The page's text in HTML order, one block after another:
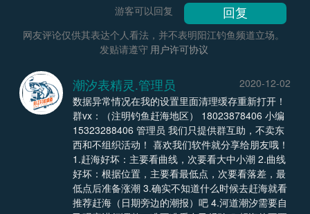
游客可以回复
网友评论仅供其表达个人看法，并不表明阳江钓鱼频道立场。
发贴请遵守 用户许可协议
潮汐表精灵.管理员
2020-12-02
数据异常情况在我的设置里面清理缓存重新打开！
群vx：（注明钓鱼赶海地区） 18023878406 小编
15323288406 管理员 我们只提供群互助，不卖东
西和不组织活动！ 喜欢我们软件就分享给朋友哦！
1.赶海好坏：主要看曲线，次要看大中小潮 2.曲线
好坏：根据位置，主要看最低点，次要看落差，最
低点后准备涨潮 3.确实不知道什么时候去赶海就看
推荐赶海（日期旁边的潮报）吧 4.河道潮汐需要自